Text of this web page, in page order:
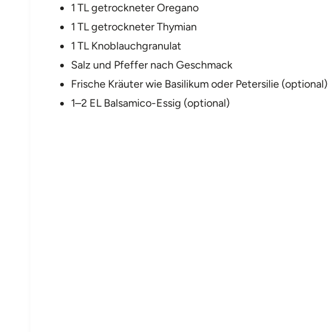
1 TL getrockneter Oregano
1 TL getrockneter Thymian
1 TL Knoblauchgranulat
Salz und Pfeffer nach Geschmack
Frische Kräuter wie Basilikum oder Petersilie (optional)
1–2 EL Balsamico-Essig (optional)